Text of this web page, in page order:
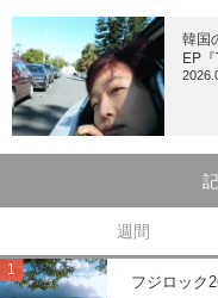
韓国
EP
週間
フジロック